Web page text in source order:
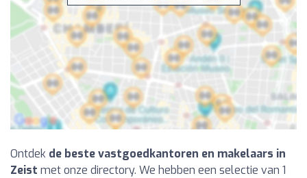
Ontdek de beste vastgoedkantoren en makelaars in
Zeist met onze directory. We hebben een selectie van 1